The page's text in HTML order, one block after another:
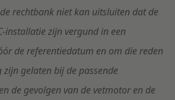
rechtbank niet kan uitsluiten dat de
installatie zijn vergund in een
de referentiedatum en om die reden
gelaten bij de passende
de gevolgen van de vetmotor en de